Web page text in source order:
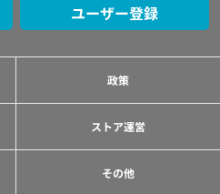
ユーザー登録
政策
ストア運営
その他